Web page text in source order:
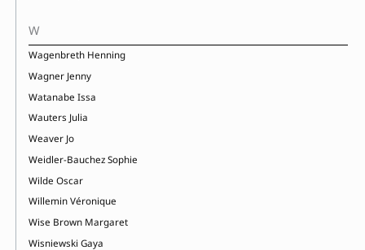
W
Wagenbreth Henning
Wagner Jenny
Watanabe Issa
Wauters Julia
Weaver Jo
Weidler-Bauchez Sophie
Wilde Oscar
Willemin Véronique
Wise Brown Margaret
Wisniewski Gaya